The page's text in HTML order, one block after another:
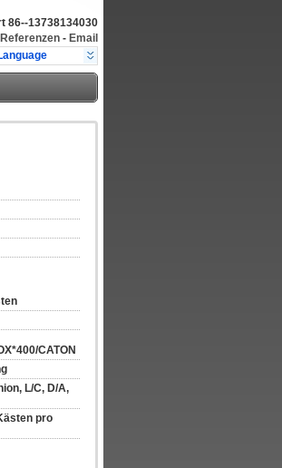
86--13738134030
Referenzen - Email
CATON
L/C, D/A,
pro